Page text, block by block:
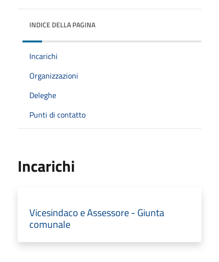
INDICE DELLA PAGINA
Incarichi
Organizzazioni
Deleghe
Punti di contatto
Incarichi
Vicesindaco e Assessore - Giunta
comunale